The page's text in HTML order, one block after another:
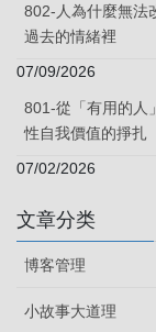
802-人為什麼無
過去的情緒裡
07/09/2026
801-從「有用的
性自我價值的掙扎
07/02/2026
文章分类
博客管理
小故事大道理